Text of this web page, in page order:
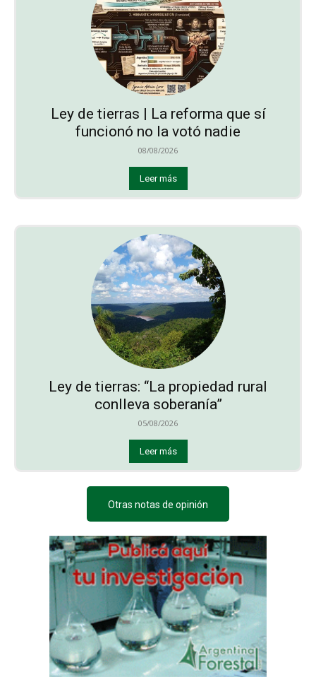
Ley de tierras | La reforma que sí
funcionó no la votó nadie
08/08/2026
Leer más
Ley de tierras: “La propiedad rural
conlleva soberanía”
05/08/2026
Leer más
Otras notas de opinión